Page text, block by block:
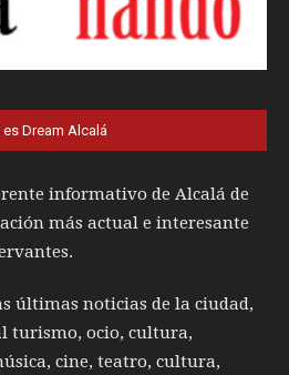
es Dream Alcalá
informativo de Alcalá de
más actual e interesante
últimas noticias de la ciudad,
turismo, ocio, cultura,
cine, teatro, cultura,